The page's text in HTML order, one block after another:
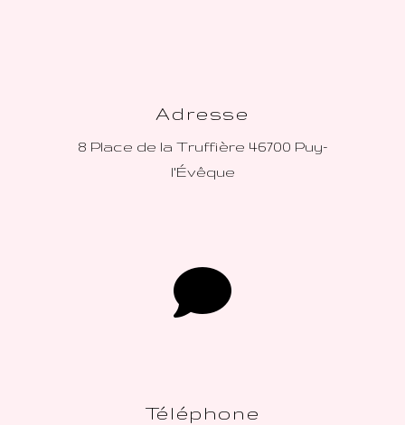
Adresse
8 Place de la Truffière 46700 Puy-
l'Évêque
Téléphone